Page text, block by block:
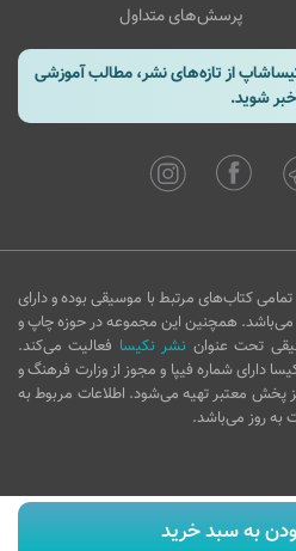
به سبد خرید
پرسش‌های متداول
از تازه‌های نشر، مطالب آموزشی
شوید.
کتاب‌های مرتبط با موسیقی بوده و دارای
می‌باشد. همچنین این مجموعه در حوزه چاپ و
تحت عنوان نشر نکیسا فعالیت می‌کند.
دارای شماره فیپا و مجوز از وزارت فرهنگ و
پخش معتبر تهیه می‌شود. اطلاعات مربوط به
به روز می‌باشد.
Copyright © 2016